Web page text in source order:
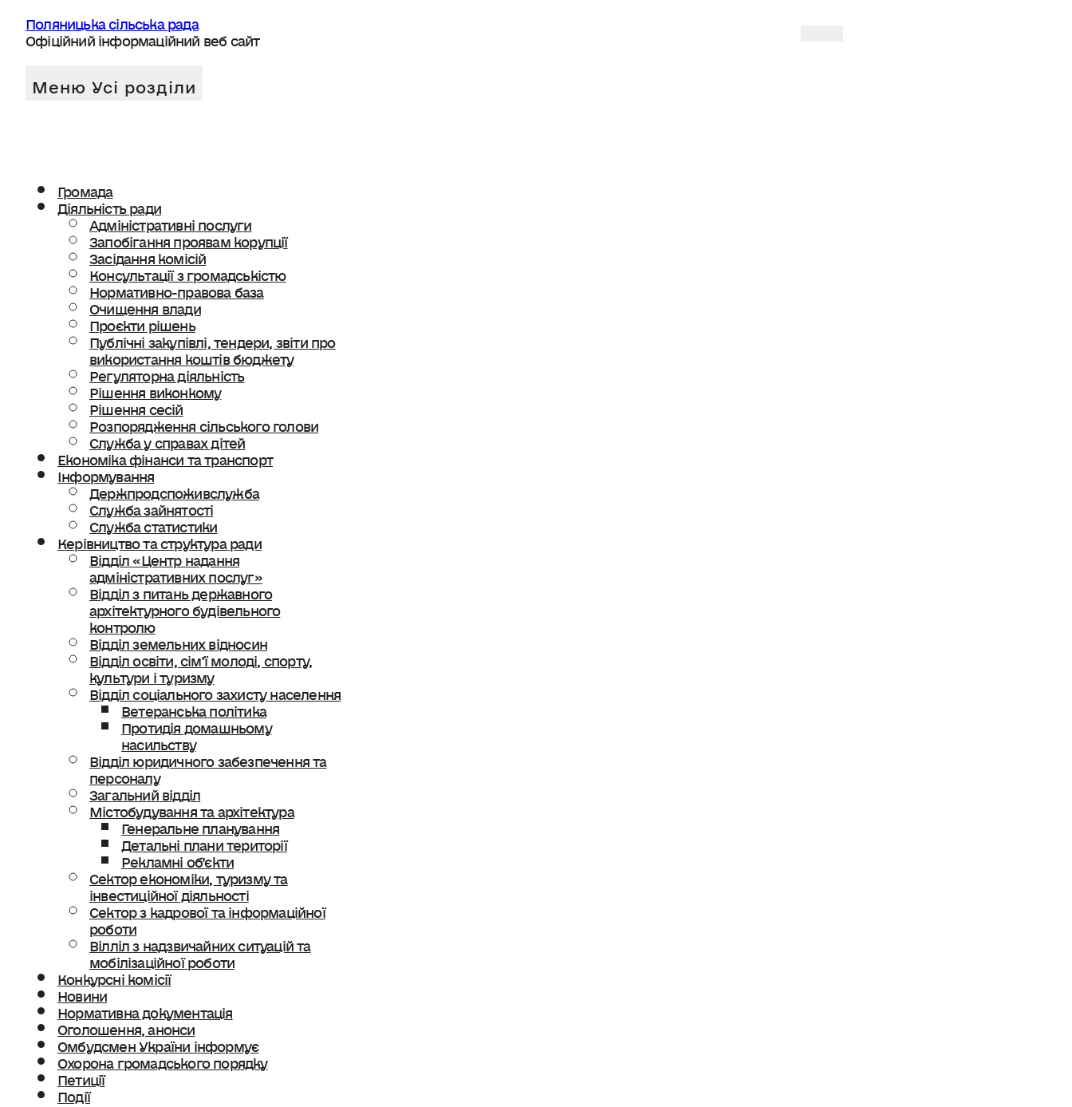
Поляницька сільська рада
Офіційний інформаційний веб сайт
Громада
Діяльність ради
Адміністративні послуги
Запобігання проявам корупції
Засідання комісій
Консультації з громадськістю
Нормативно-правова база
Очищення влади
Проєкти рішень
Публічні закупівлі, тендери, звіти про
використання коштів бюджету
Регуляторна діяльність
Рішення виконкому
Рішення сесій
Розпорядження сільського голови
Служба у справах дітей
Економіка фінанси та транспорт
Інформування
Держпродспоживслужба
Служба зайнятості
Служба статистики
Керівництво та структура ради
Відділ «Центр надання
адміністративних послуг»
Відділ з питань державного
архітектурного будівельного
контролю
Відділ земельних відносин
Відділ освіти, сімʼї молоді, спорту,
культури і туризму
Відділ соціального захисту населення
Ветеранська політика
Протидія домашньому
насильству
Відділ юридичного забезпечення та
персоналу
Загальний відділ
Містобудування та архітектура
Генеральне планування
Детальні плани території
Рекламні об’єкти
Сектор економіки, туризму та
інвестиційної діяльності
Сектор з кадрової та інформаційної
роботи
Вілліл з надзвичайних ситуацій та
мобілізаційної роботи
Конкурсні комісії
Новини
Нормативна документація
Оголошення, анонси
Омбудсмен України інформує
Охорона громадського порядку
Петиції
Події